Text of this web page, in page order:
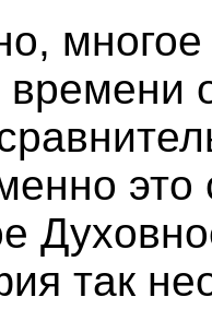
это
так